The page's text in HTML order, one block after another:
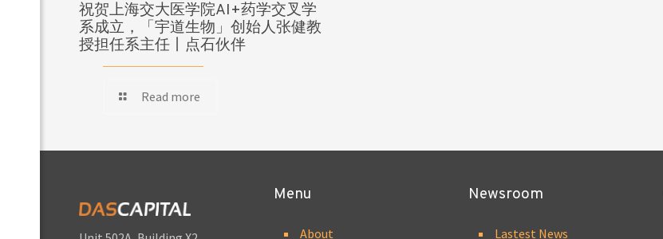
祝贺上海交大医学院AI+药学交叉学
系成立，「宇道生物」创始人张健教
授担任系主任丨点石伙伴
Read more
Menu
About
Newsroom
Lastest News